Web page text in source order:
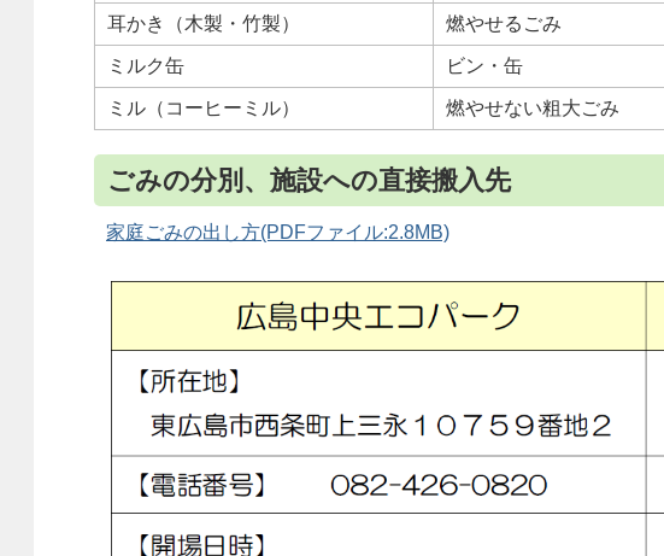
耳かき（木製・竹製） 燃やせるごみ
ミルク缶 ビン・缶
ミル（コーヒーミル） 燃やせない粗大ごみ
ごみの分別、施設への直接搬入先
家庭ごみの出し方(PDFファイル:2.8MB)